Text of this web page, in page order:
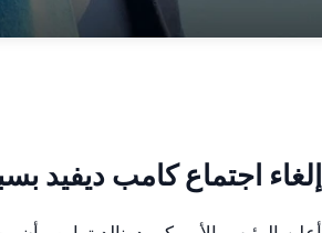
إلغاء اجتماع كامب ديفيد